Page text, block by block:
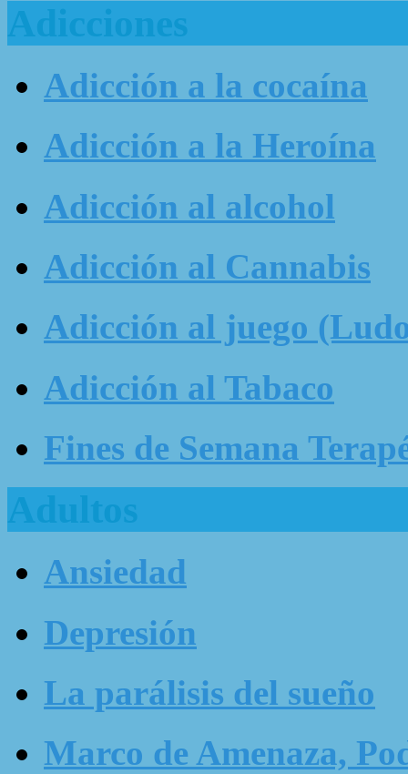
Adicciones
Adicción a la cocaína
Adicción a la Heroína
Adicción al alcohol
Adicción al Cannabis
Adicción al juego
Adicción al Tabaco
Fines de Semana
Adultos
Ansiedad
Depresión
La parálisis del sueño
Marco de Amenaza,